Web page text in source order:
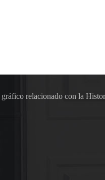
relacionado con la